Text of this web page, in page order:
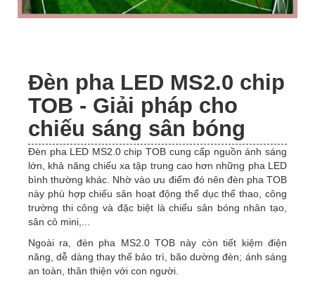
Đèn pha LED MS2.0 chip
TOB - Giải pháp cho
chiếu sáng sân bóng
Đèn pha LED MS2.0 chip TOB cung cấp nguồn ánh sáng
lớn, khả năng chiếu xa tập trung cao hơn những pha LED
bình thường khác. Nhờ vào ưu điểm đó nên đèn pha TOB
này phù hợp chiếu sân hoạt động thể dục thể thao, công
trường thi công và đặc biệt là chiếu sân bóng nhân tạo,
sân cỏ mini,...
Ngoài ra, đèn pha MS2.0 TOB này còn tiết kiệm điện
năng, dễ dàng thay thế bảo trì, bão dường đèn; ánh sáng
an toàn, thân thiện với con người.